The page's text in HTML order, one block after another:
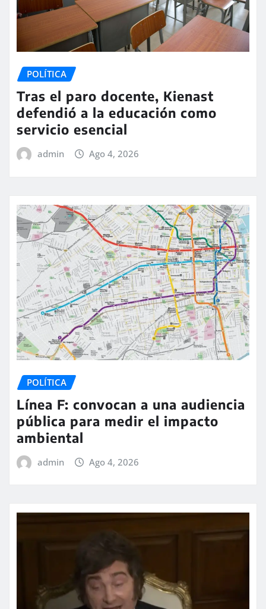
POLÍTICA
Tras el paro docente, Kienast
defendió a la educación como
servicio esencial
admin Ago 4, 2026
POLÍTICA
Línea F: convocan a una audiencia
pública para medir el impacto
ambiental
admin Ago 4, 2026